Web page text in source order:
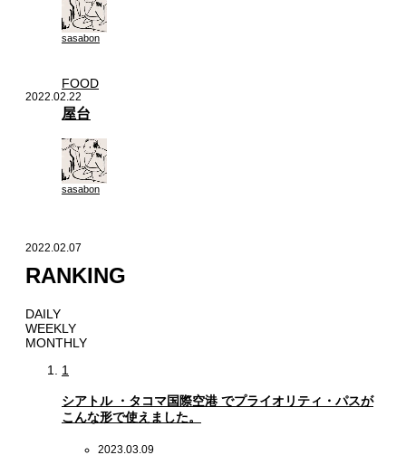
sasabon
2022.02.22
FOOD
屋台
sasabon
2022.02.07
RANKING
DAILY
WEEKLY
MONTHLY
1
シアトル ・タコマ国際空港 でプライオリティ・パスが
こんな形で使えました。
2023.03.09